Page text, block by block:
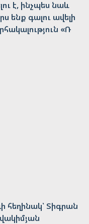
է, ինչպես նաև
ենք գալու ավելի
«Ռ
հեղինակ՝ Տիգրան